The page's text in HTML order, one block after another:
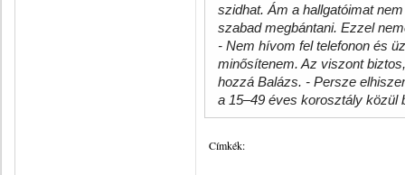
szidhat. Ám a hallgatóimat
szabad megbántani. Ezzel
- Nem hívom fel telefonon és
minősítenem. Az viszont
hozzá Balázs. - Persze
a 15–49 éves korosztály közül
Címkék: